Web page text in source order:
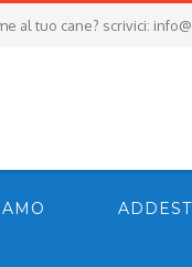
al tuo cane? scrivici: